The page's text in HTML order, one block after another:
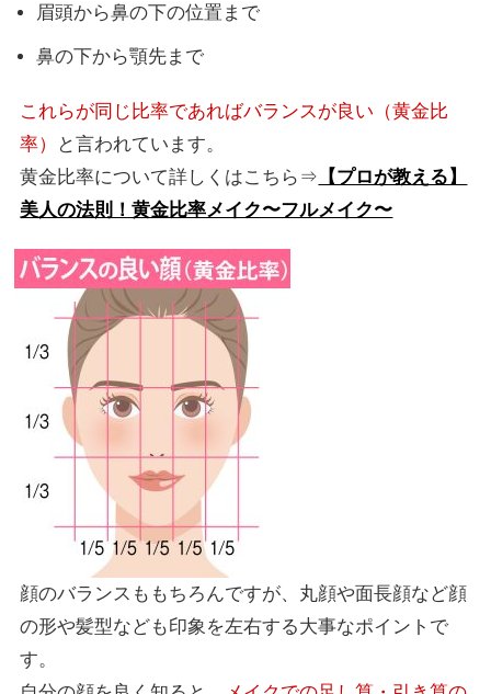
眉頭から鼻の下の位置まで
鼻の下から顎先まで
これらが同じ比率であればバランスが良い（黄金比
率）
と言われています。
黄金比率について詳しくはこちら⇒ 【プロが教える】
美人の法則！黄金比率メイク〜フルメイク〜
顔のバランスももちろんですが、丸顔や面長顔など顔
の形や髪型なども印象を左右する大事なポイントで
す。